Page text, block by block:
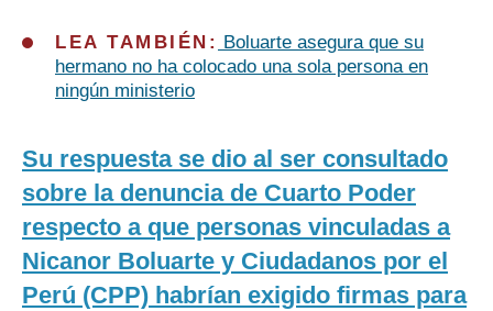
LEA TAMBIÉN:
Boluarte asegura que su
hermano no ha colocado una sola persona en
ningún ministerio
Su respuesta se dio al ser consultado
sobre la denuncia de Cuarto Poder
respecto a que personas vinculadas a
Nicanor Boluarte y Ciudadanos por el
Perú (CPP) habrían exigido firmas para